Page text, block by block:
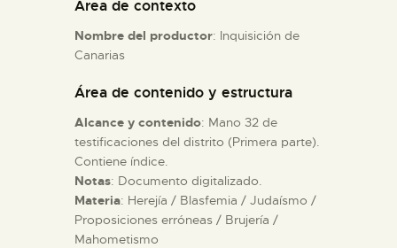
DIDÁCTICA
ESPAÑOL
Área de contexto
Nombre del productor: Inquisición de
Canarias
Área de contenido y estructura
Alcance y contenido: Mano 32 de
testificaciones del distrito (Primera parte).
Contiene índice.
Notas: Documento digitalizado.
Materia: Herejía / Blasfemia / Judaísmo /
Proposiciones erróneas / Brujería /
Mahometismo